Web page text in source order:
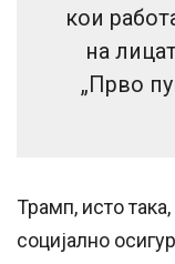
кои
на
„Прво
Трамп, исто
социјално